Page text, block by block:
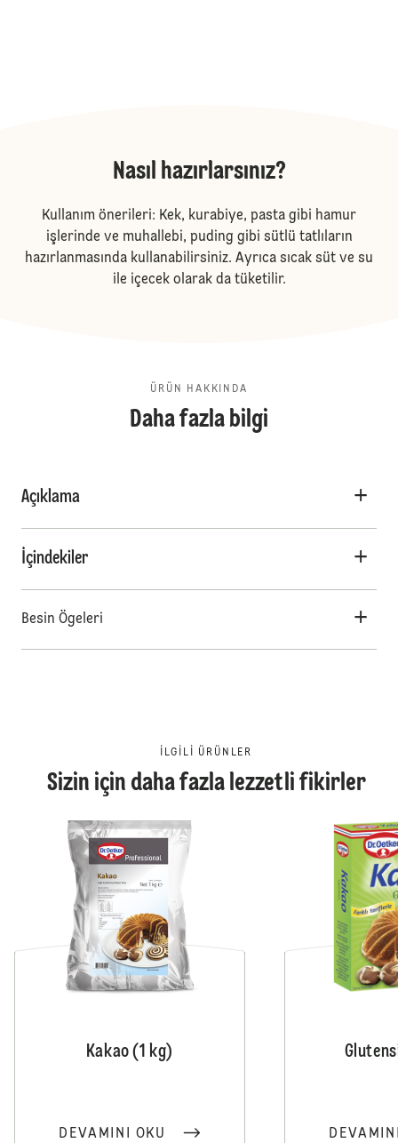
Nasıl hazırlarsınız?
Kullanım önerileri: Kek, kurabiye, pasta gibi hamur
işlerinde ve muhallebi, puding gibi sütlü tatlıların
hazırlanmasında kullanabilirsiniz. Ayrıca sıcak süt ve su
ile içecek olarak da tüketilir.
ÜRÜN HAKKINDA
Daha fazla bilgi
Açıklama
İçindekiler
Besin Ögeleri
İLGILI ÜRÜNLER
Sizin için daha fazla lezzetli fikirler
Kakao (1 kg)
DEVAMINI OKU